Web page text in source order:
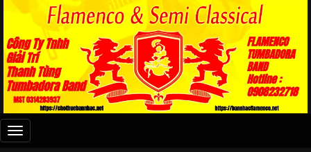
Đây
là